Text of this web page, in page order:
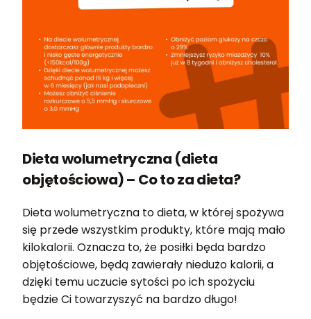
Dieta wolumetryczna (dieta
objętościowa) – Co to za dieta?
Dieta wolumetryczna to dieta, w której spożywa
się przede wszystkim produkty, które mają mało
kilokalorii. Oznacza to, że posiłki będa bardzo
objętościowe, będą zawierały niedużo kalorii, a
dzięki temu uczucie sytości po ich spożyciu
będzie Ci towarzyszyć na bardzo długo!